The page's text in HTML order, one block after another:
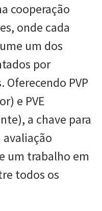
cooperação
onde cada
um dos
por
Oferecendo PVP
e PVE
a chave para
um trabalho em
todos os